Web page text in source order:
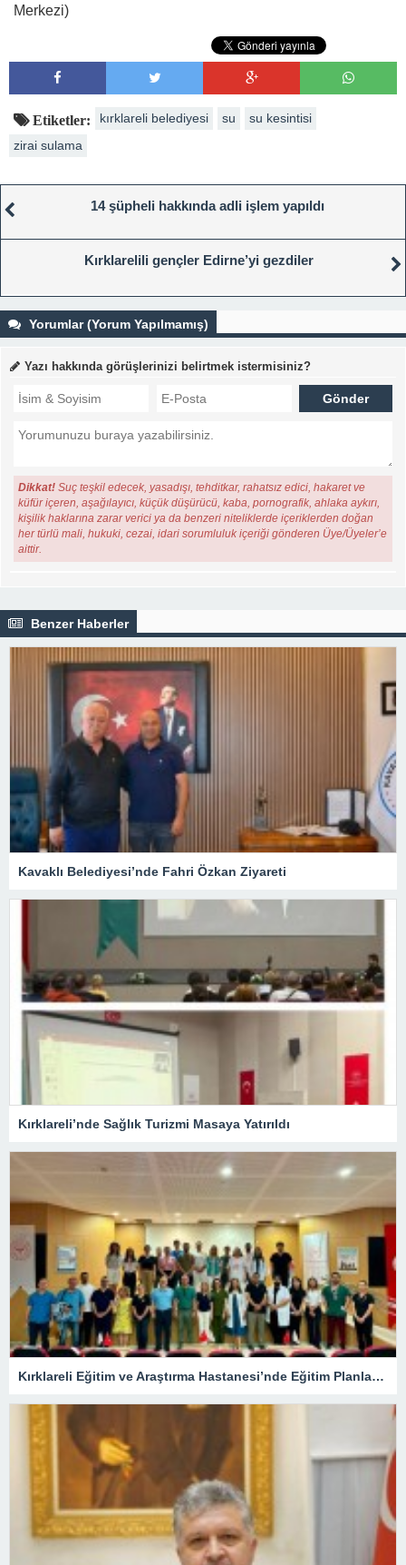
Merkezi)
Etiketler: kırklareli belediyesi su
su kesintisi
zirai sulama
14 şüpheli hakkında adli işlem yapıldı
Kırklarelili gençler Edirne’yi gezdiler
Yorumlar (Yorum Yapılmamış)
Yazı hakkında görüşlerinizi belirtmek istermisiniz?
Dikkat! Suç teşkil edecek, yasadışı, tehditkar, rahatsız edici, hakaret ve
küfür içeren, aşağılayıcı, küçük düşürücü, kaba, pornografik, ahlaka aykırı,
kişilik haklarına zarar verici ya da benzeri niteliklerde içeriklerden doğan
her türlü mali, hukuki, cezai, idari sorumluluk içeriği gönderen Üye/Üyeler’e
aittir.
Benzer Haberler
Kavaklı Belediyesi’nde Fahri Özkan Ziyareti
Kırklareli’nde Sağlık Turizmi Masaya Yatırıldı
Kırklareli Eğitim ve Araştırma Hastanesi’nde Eğitim Planlaması Masaya Yatırıldı